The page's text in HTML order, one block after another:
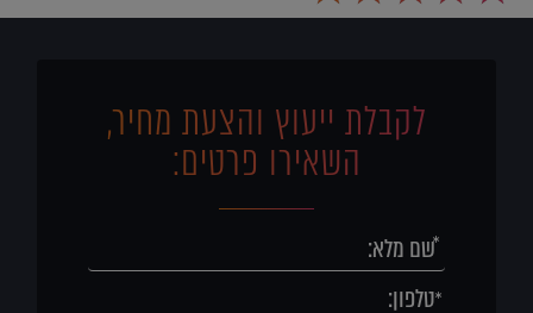
לקבלת ייעוץ והצעת מחיר,
השאירו פרטים: